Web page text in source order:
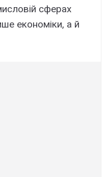
сферах
економіки, а й